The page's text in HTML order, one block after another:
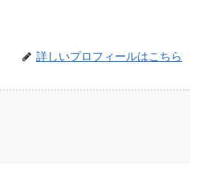
詳しいプロフィールはこちら